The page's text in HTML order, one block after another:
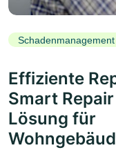
Effiziente
Smart
Lösung für